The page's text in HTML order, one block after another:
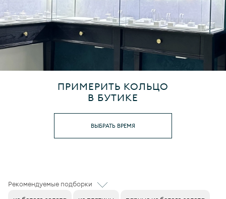
ПРИМЕРИТЬ КОЛЬЦО
В БУТИКЕ
ВЫБРАТЬ ВРЕМЯ
Рекомендуемые подборки